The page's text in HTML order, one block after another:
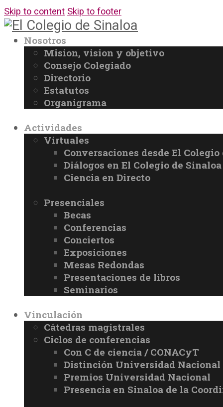
Skip to content Skip to footer
Nosotros
Mision, vision y objetivo
Consejo Colegiado
Directorio
Estatutos
Organigrama
Actividades
Virtuales
Conversaciones desde El
Diálogos en El Colegio de Sinaloa
Ciencia en Directo
Presenciales
Becas
Conferencias
Conciertos
Exposiciones
Mesas Redondas
Presentaciones de libros
Seminarios
Vinculación
Cátedras magistrales
Ciclos de conferencias
Con C de ciencia / CONACyT
Distinción Universidad Nacional
Premios Universidad Nacional
Presencia en Sinaloa de la